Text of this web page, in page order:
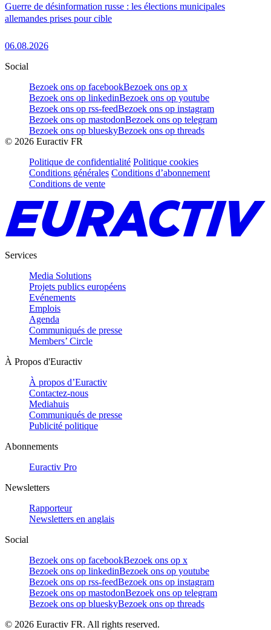
Guerre de désinformation russe : les élections municipales
allemandes prises pour cible
06.08.2026
Social
Bezoek ons op facebookBezoek ons op x
Bezoek ons op linkedinBezoek ons op youtube
Bezoek ons op rss-feedBezoek ons op instagram
Bezoek ons op mastodonBezoek ons op telegram
Bezoek ons op blueskyBezoek ons op threads
© 2026 Euractiv FR
Politique de confidentialité Politique cookies
Conditions générales Conditions d’abonnement
Conditions de vente
Services
Media Solutions
Projets publics européens
Evénements
Emplois
Agenda
Communiqués de presse
Members’ Circle
À Propos d'Euractiv
À propos d’Euractiv
Contactez-nous
Mediahuis
Communiqués de presse
Publicité politique
Abonnements
Euractiv Pro
Newsletters
Rapporteur
Newsletters en anglais
Social
Bezoek ons op facebookBezoek ons op x
Bezoek ons op linkedinBezoek ons op youtube
Bezoek ons op rss-feedBezoek ons op instagram
Bezoek ons op mastodonBezoek ons op telegram
Bezoek ons op blueskyBezoek ons op threads
© 2026 Euractiv FR. All rights reserved.